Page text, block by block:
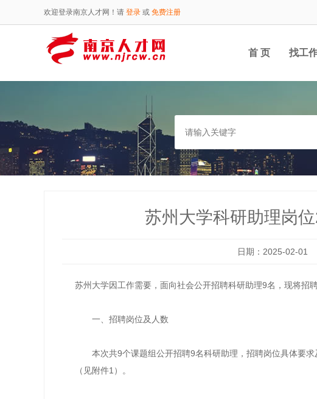
欢迎登录南京人才网！请 登录 或 免费注册
首 页 找工
苏州大学科研助理岗
日期：2025-02-01
苏州大学因工作需要，面向社会公开招聘科研助理9名，现将招
一、招聘岗位及人数
本次共9个课题组公开招聘9名科研助理，招聘岗位具体要求
（见附件1）。